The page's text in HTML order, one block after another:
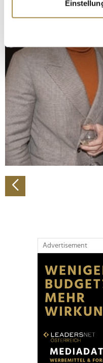
Informationen
erfassen, welche bis
bestimmten
Erfahren Sie mehr
verarbeitet werden, und
Abschnitt Einzelheiten
Wir verwenden Cookies,
personalisieren,
zu können und die
analysieren. Außerdem
Verwendung unserer
soziale Medien,
Partner führen diese
Advertisement